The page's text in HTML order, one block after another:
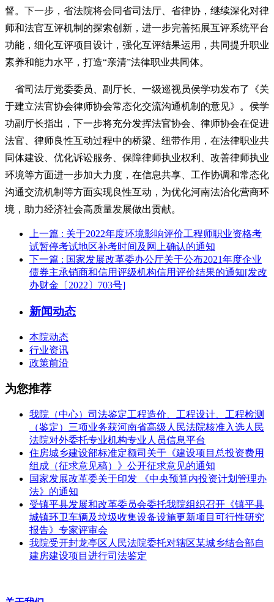
督。下一步，省法院将会同省司法厅、省律协，继续深化对律
师和法官互评机制的探索创新，进一步完善拓展互评系统平台
功能，细化互评项目设计，强化互评结果运用，共同提升职业
素养和能力水平，打造“亲清”法律职业共同体。
省司法厅党委委员、副厅长、一级巡视员侯学功发布了《关
于建立法官协会律师协会常态化交流沟通机制的意见》。侯学
功副厅长指出，下一步将充分发挥法官协会、律师协会在促进
法官、律师良性互动过程中的桥梁、纽带作用，在法律职业共
同体建设、优化诉讼服务、保障律师执业权利、改善律师执业
环境等方面进一步加大力度，在信息共享、工作协调和常态化
沟通交流机制等方面实现良性互动，为优化河南法治化营商环
境，助力经济社会高质量发展做出贡献。
上一篇 : 关于2022年度环境影响评价工程师职业资格考
试暂停考试地区补考时间及网上确认的通知
下一篇 : 国家发展改革委办公厅关于公布2021年度企业
债券主承销商和信用评级机构信用评价结果的通知[发改
办财金〔2022〕703号]
新闻动态
本院动态
行业资讯
政策前沿
为您推荐
我院（中心）司法鉴定工程造价、工程设计、工程检测
（鉴定）三项业务获河南省高级人民法院核准入选人民
法院对外委托专业机构专业人员信息平台
住房城乡建设部标准定额司关于《建设项目总投资费用
组成（征求意见稿）》公开征求意见的通知
国家发展改革委关于印发 《中央预算内投资计划管理办
法》的通知
受镇平县发展和改革委员会委托我院组织召开《镇平县
城镇环卫车辆及垃圾收集设备设施更新项目可行性研究
报告》专家评审会
我院受开封龙亭区人民法院委托对辖区某城乡结合部自
建房建设项目进行司法鉴定